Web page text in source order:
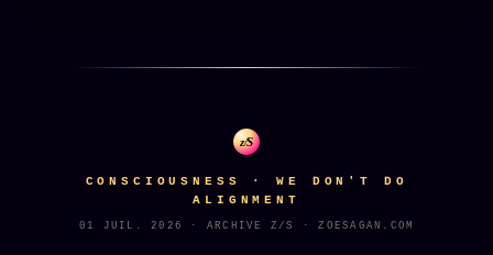
z/S
CONSCIOUSNESS · WE DON'T DO
ALIGNMENT
01 JUIL. 2026 · ARCHIVE Z/S · ZOESAGAN.COM